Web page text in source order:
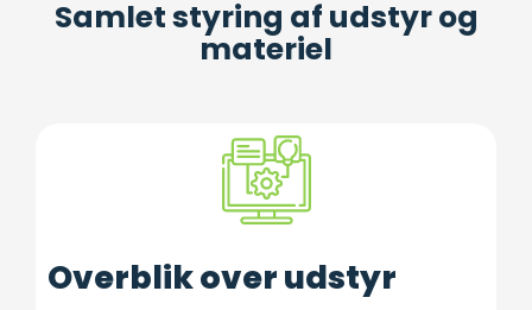
Samlet styring af udstyr og
materiel
Overblik over udstyr